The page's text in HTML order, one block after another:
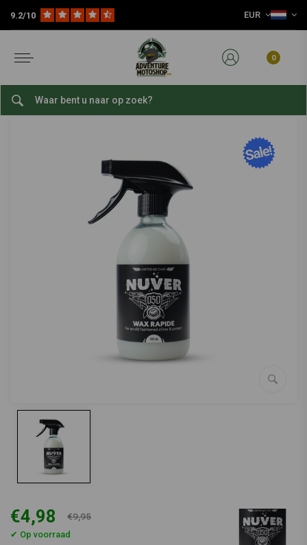
9.2/10 EUR
0
Slijtage Delen Reinigen & Poetsen Wax Rapide | For Timeless Shine and Protection
Wax Rapide | For Timeless Shine and
0/5 (0 reviews)
€4,98 €9,95
✔ Op voorraad